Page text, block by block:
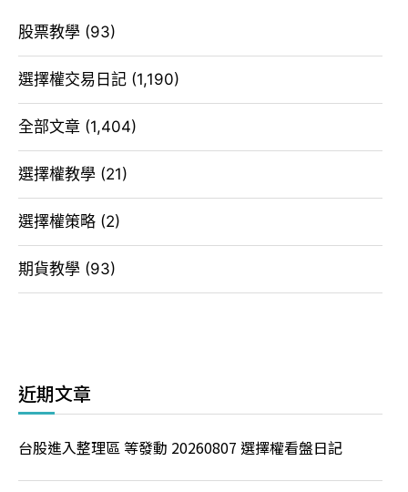
股票教學 (93)
選擇權交易日記 (1,190)
全部文章 (1,404)
選擇權教學 (21)
選擇權策略 (2)
期貨教學 (93)
近期文章
台股進入整理區 等發動 20260807 選擇權看盤日記